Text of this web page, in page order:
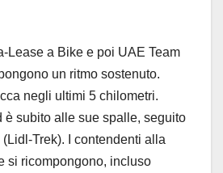
Lease a Bike e poi UAE Team
un ritmo sostenuto.
negli ultimi 5 chilometri.
è subito alle sue spalle, seguito
Trek). I contendenti alla
si ricompongono, incluso